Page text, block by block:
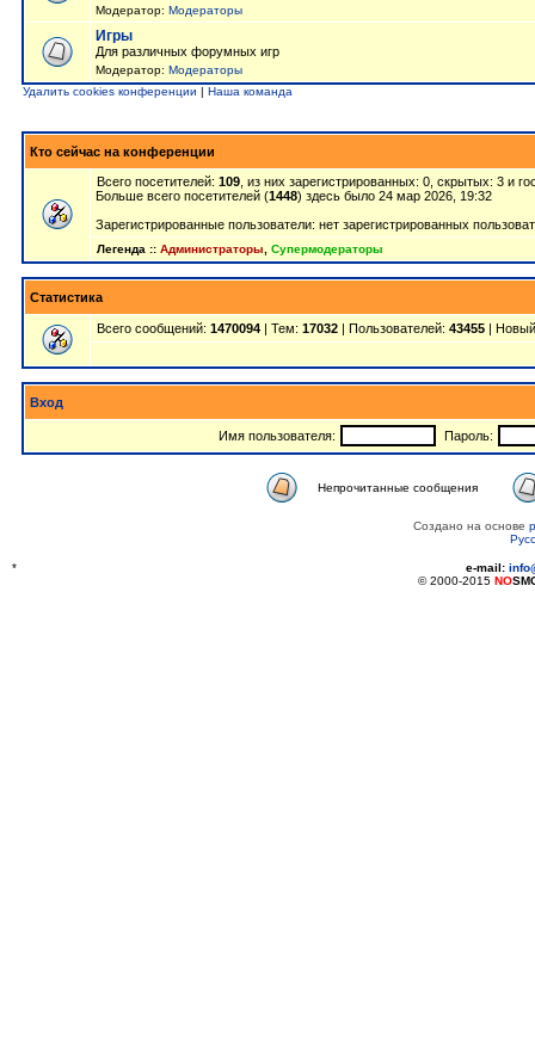
Модератор: Модераторы
Игры
Для различных форумных игр
Модератор: Модераторы
Удалить cookies конференции | Наша команда
Кто сейчас на конференции
Всего посетителей: 109 , из них зарегистрированных: 0, скрытых: 3 и
Больше всего посетителей (1448) здесь было 24 мар 2026, 19:32
Зарегистрированные пользователи: нет зарегистрированных
Легенда :: Администраторы Супермодераторы
Статистика
Всего сообщений: 1470094 | Тем: 17032 | Пользователей: 43455 |
Вход
Имя пользователя: Пароль:
Непрочитанные сообщения
Создано на основе
* e-mail:
© 2000-2015 NO